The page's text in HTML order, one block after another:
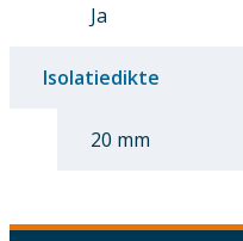
Ja
Isolatiedikte
20 mm